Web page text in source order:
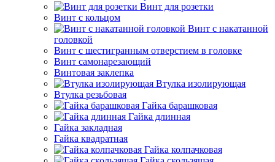
Винт для розетки
Винт с кольцом
Винт с накатанной
головкой
Винт с шестигранным отверстием в головке
Винт самонарезающий
Винтовая заклепка
Втулка изолирующая
Втулка резьбовая
Гайка барашковая
Гайка длинная
Гайка закладная
Гайка квадратная
Гайка колпачковая